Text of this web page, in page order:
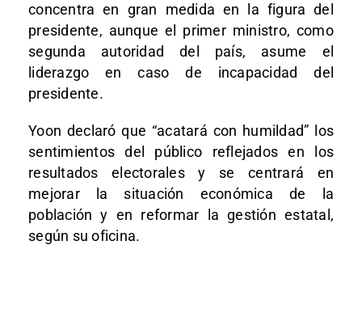
concentra en gran medida en la figura del
presidente, aunque el primer ministro, como
segunda autoridad del país, asume el
liderazgo en caso de incapacidad del
presidente.
Yoon declaró que “acatará con humildad” los
sentimientos del público reflejados en los
resultados electorales y se centrará en
mejorar la situación económica de la
población y en reformar la gestión estatal,
según su oficina.